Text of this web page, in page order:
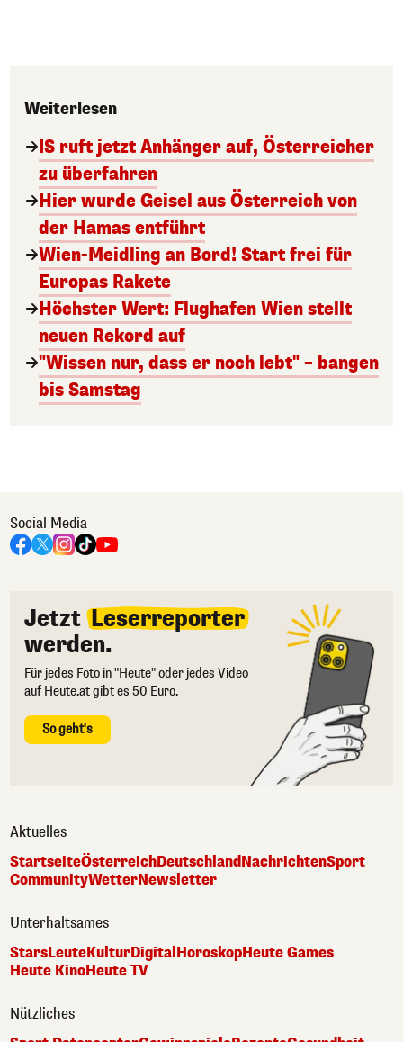
Weiterlesen
IS ruft jetzt Anhänger auf, Österreicher
zu überfahren
Hier wurde Geisel aus Österreich von
der Hamas entführt
Wien-Meidling an Bord! Start frei für
Europas Rakete
Höchster Wert: Flughafen Wien stellt
neuen Rekord auf
"Wissen nur, dass er noch lebt" – bangen
bis Samstag
Social Media
Jetzt Leserreporter
werden.
Für jedes Foto in "Heute" oder jedes Video
auf Heute.at gibt es 50 Euro.
So geht's
Aktuelles
StartseiteÖsterreichDeutschlandNachrichtenSport
CommunityWetterNewsletter
Unterhaltsames
StarsLeuteKulturDigital HoroskopHeute Games
Heute KinoHeute TV
Nützliches